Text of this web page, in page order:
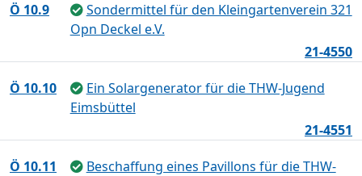
Ö 10.9
Sondermittel für den Kleingartenverein 321
Opn Deckel e.V.
21-4550
Ö 10.10
Ein Solargenerator für die THW-Jugend
Eimsbüttel
21-4551
Ö 10.11
Beschaffung eines Pavillons für die THW-